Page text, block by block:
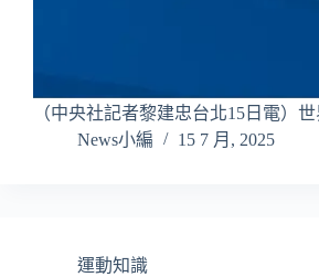
（中央社記者黎建忠台北15日電）
News小編
15 7 月, 2025
運動知識